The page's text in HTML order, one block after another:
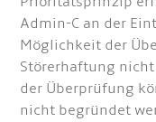
Admin-C an der
Möglichkeit der
Störerhaftung
der Überprüfung
nicht begründet